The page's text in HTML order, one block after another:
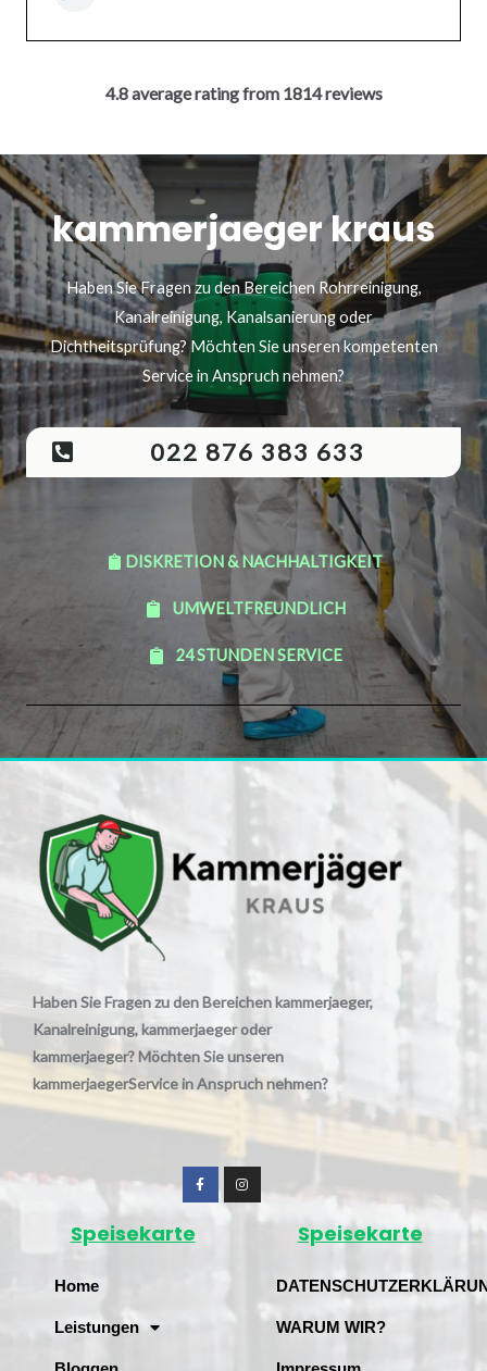
4.8 average rating from 1814 reviews
kammerjaeger kraus
Haben Sie Fragen zu den Bereichen Rohrreinigung,
Kanalreinigung, Kanalsanierung oder
Dichtheitsprüfung? Möchten Sie unseren kompetenten
Service in Anspruch nehmen?
022 876 383 633
DISKRETION & NACHHALTIGKEIT
UMWELTFREUNDLICH
24 STUNDEN SERVICE
Haben Sie Fragen zu den Bereichen kammerjaeger,
Kanalreinigung, kammerjaeger oder
kammerjaeger? Möchten Sie unseren
kammerjaegerService in Anspruch nehmen?
Speisekarte
Home
Leistungen
Speisekarte
WARUM WIR?